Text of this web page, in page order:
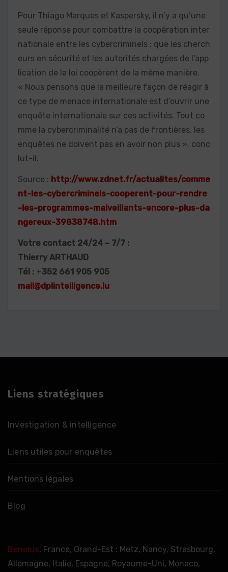
Pour Thiago Marques et Kaspersky, il n’y a qu’une
seule réponse pour combattre la coopération inter
nationale entre les cybercriminels : que les cherch
eurs en sécurité et les autorités chargées de l’app
lication de la loi coopèrent de la même manière.
« Nous pensons que la meilleure façon de réagir à
ce type de menace internationale est d’ouvrir une
enquête internationale sur ces activités. Tout co
mme la cybercriminalité n’a pas de frontières, les
enquêtes ne doivent pas en avoir non plus », conc
lut-il.
Source : http://www.zdnet.fr/actualites/comme
nt-les-cybercriminels-cooperent-pour-rendre
-les-programmes-malveillants-encore-plus-da
ngereux-39838748.htm
Votre contact 24/24 – 7/7 :
Thierry ARTHAUD
Tél : +352 661 905 905
mail@dplintelligence.lu
Liens stratégiques
Investigation & intelligence
Liens utiles pour enquêtes
Mentions légales
Blog
Benelux, France, Grand-Est : Metz, Nancy, Strasbourg,
Allemagne, Italie, Espagne, Royaume-Uni, Monaco,